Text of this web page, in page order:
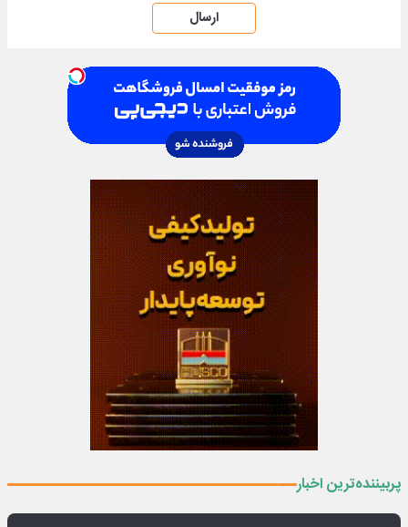
ارسال
پربیننده‌ترین اخبار